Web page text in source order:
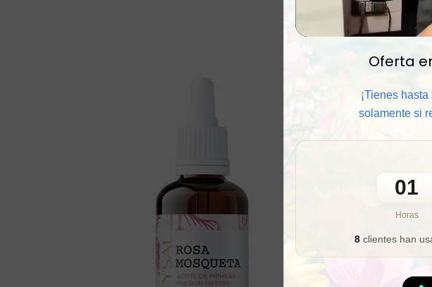
Oferta
¡Tienes
solamente si
01
Horas
8 clientes han